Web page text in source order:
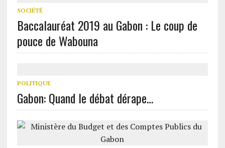
SOCIÉTÉ
Baccalauréat 2019 au Gabon : Le coup de
pouce de Wabouna
POLITIQUE
Gabon: Quand le débat dérape…